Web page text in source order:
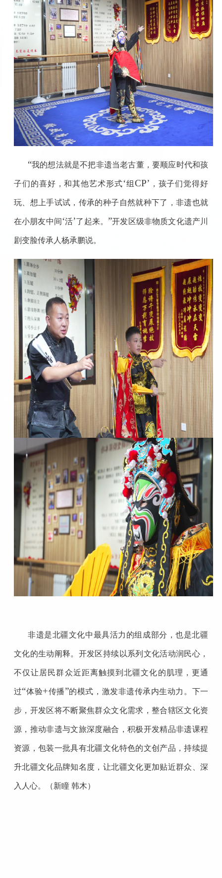
“我的想法就是不把非遗当老古董，要顺应时代和孩
子们的喜好，和其他艺术形式‘组 CP’ ，孩子们觉得好
玩、想上手试试，传承的种子自然就种下了，非遗也就
在小朋友中间 ‘活’了起来。”开发区级非物质文化遗产川
剧变脸传承人杨承鹏说。
非遗是北疆文化中最具活力的组成部分，也是北疆
文化的生动阐释。开发区持续以系列文化活动润民心，
不仅让居民群众近距离触摸到北疆文化的肌理，更通
过“体验+传播”的模式，激发非遗传承内生动力。下一
步，开发区将不断聚焦群众文化需求，整合辖区文化资
源，推动非遗与文旅深度融合，积极开发精品非遗课程
资源，包装一批具有北疆文化特色的文创产品，持续提
升北疆文化品牌知名度，让北疆文化更加贴近群众、深
入人心。（新瞳 韩木）